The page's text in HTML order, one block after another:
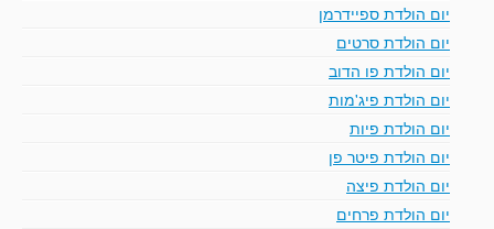
יום הולדת ספיידרמן
יום הולדת סרטים
יום הולדת פו הדוב
יום הולדת פיג'מות
יום הולדת פיות
יום הולדת פיטר פן
יום הולדת פיצה
יום הולדת פרחים